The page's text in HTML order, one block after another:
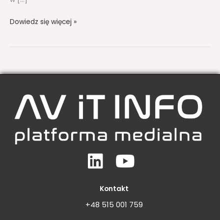
Dowiedz się więcej »
LinkedinYoutube
Kontakt
+48 515 001 759